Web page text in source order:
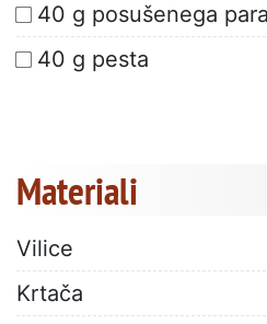
40 g posušenega
40 g pesta
Materiali
Vilice
Krtača